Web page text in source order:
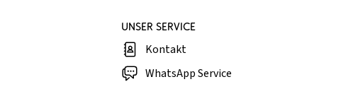
UNSER SERVICE
Kontakt
WhatsApp Service